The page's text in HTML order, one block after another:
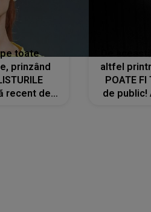
toate
prinzând
recent de
altfel
POATE FI
de public!